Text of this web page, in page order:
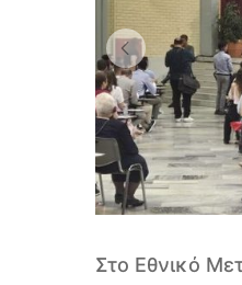
Στο Εθνικό